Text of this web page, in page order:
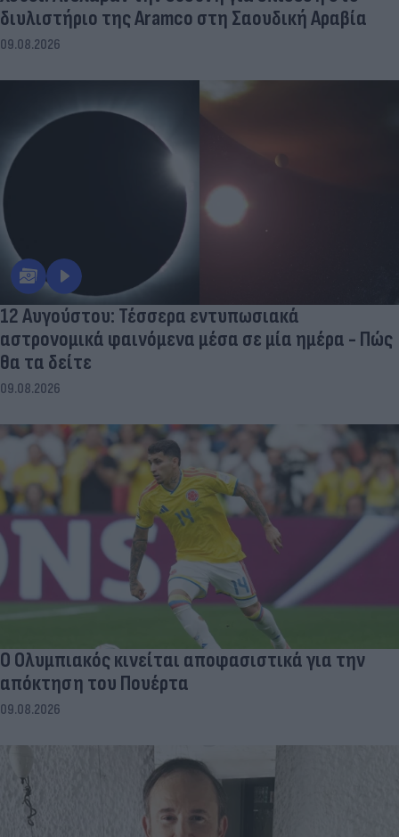
διυλιστήριο της Aramco στη Σαουδική Αραβία
09.08.2026
12 Αυγούστου: Τέσσερα εντυπωσιακά
αστρονομικά φαινόμενα μέσα σε μία ημέρα - Πώς
θα τα δείτε
09.08.2026
Ο Ολυμπιακός κινείται αποφασιστικά για την
απόκτηση του Πουέρτα
09.08.2026